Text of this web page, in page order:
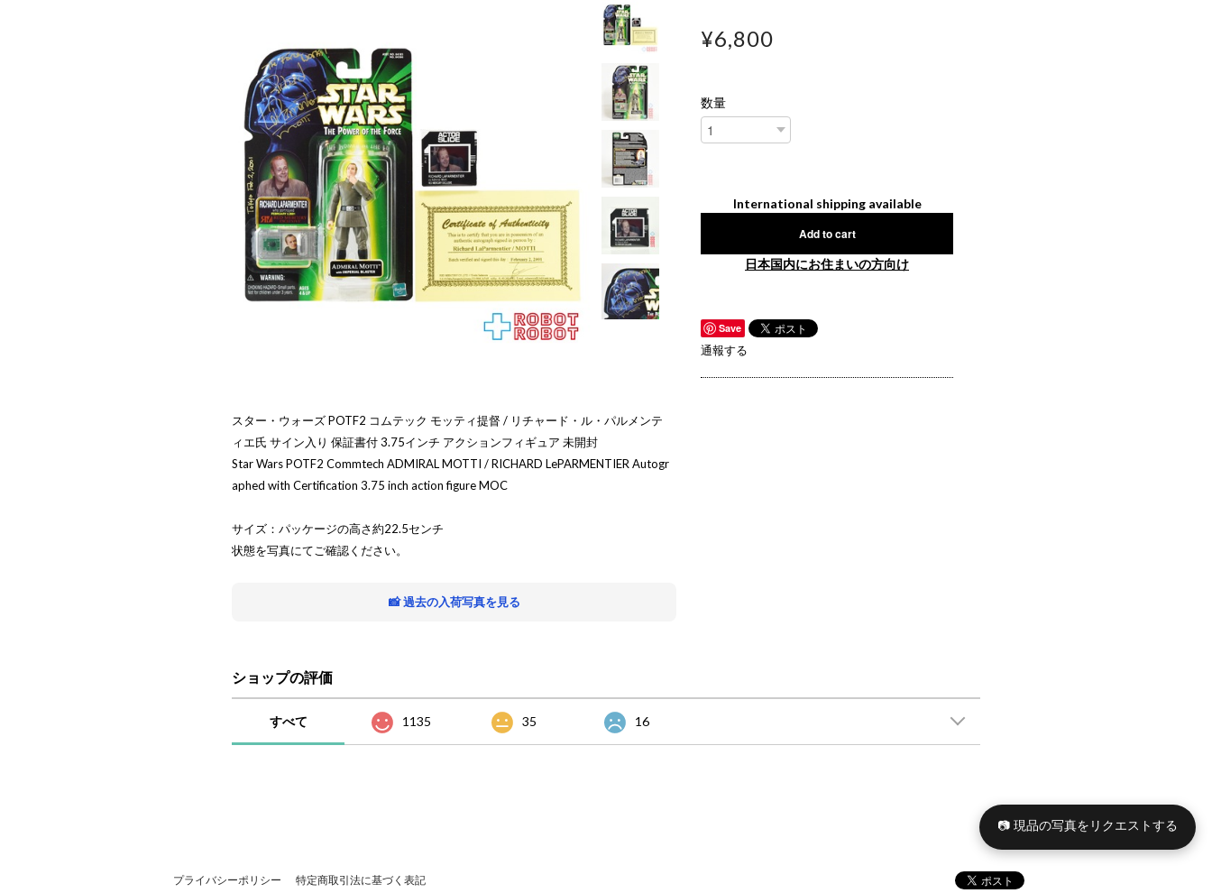
スター・ウォーズ POTF2 コムテック モッティ提督 / リチャード・ル・パルメンテ
ィエ氏 サイン入り 保証書付 3.75インチ アクションフィギュア 未開封
Star Wars POTF2 Commtech ADMIRAL MOTTI / RICHARD LePARMENTIER Autogr
aphed with Certification 3.75 inch action figure MOC
サイズ：パッケージの高さ約22.5センチ
状態を写真にてご確認ください。
📸 過去の入荷写真を見る
¥6,800
数量
International shipping available
Add to cart
日本国内にお住まいの方向け
Save
通報する
ショップの評価
すべて 1135 35 16
プライバシーポリシー 特定商取引法に基づく表記
📷 現品の写真をリクエストする